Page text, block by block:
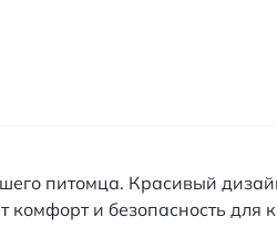
питомца. Красивый
и безопасность для